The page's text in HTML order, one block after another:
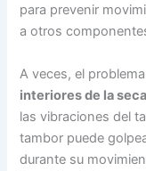
para prevenir
a otros
A veces, el
interiores de la
las vibraciones del
tambor puede
durante su